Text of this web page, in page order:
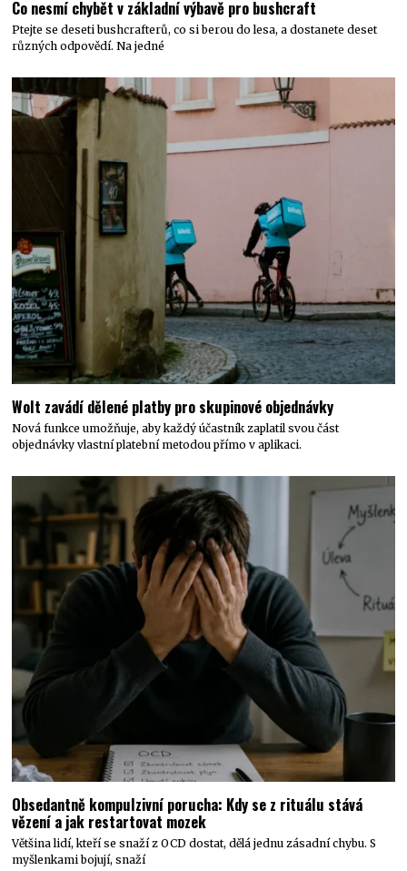
Co nesmí chybět v základní výbavě pro bushcraft
Ptejte se deseti bushcrafterů, co si berou do lesa, a dostanete deset
různých odpovědí. Na jedné
Wolt zavádí dělené platby pro skupinové objednávky
Nová funkce umožňuje, aby každý účastník zaplatil svou část
objednávky vlastní platební metodou přímo v aplikaci.
Obsedantně kompulzivní porucha: Kdy se z rituálu stává
vězení a jak restartovat mozek
Většina lidí, kteří se snaží z OCD dostat, dělá jednu zásadní chybu. S
myšlenkami bojují, snaží